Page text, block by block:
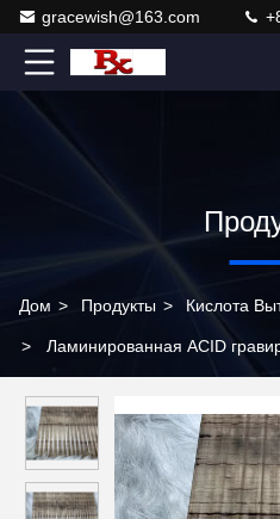
gracewish@163.com
Дом > Продукты > Кислота
> Ламинированная ACID